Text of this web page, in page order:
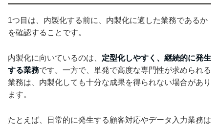
1つ目は、内製化する前に、内製化に適した業務であるか
を確認することです。
内製化に向いているのは、 定型化しやすく、継続的に発生
する業務です。一方で、単発で高度な専門性が求められる
業務は、内製化しても十分な成果を得られない場合があり
ます。
たとえば、日常的に発生する顧客対応やデータ入力業務は